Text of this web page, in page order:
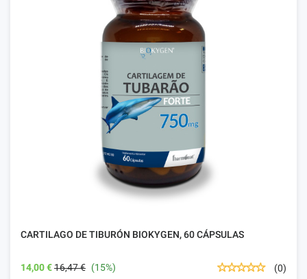
CARTILAGO DE TIBURÓN BIOKYGEN, 60 CÁPSULAS
14,00 €16,47 € (15%) (0)